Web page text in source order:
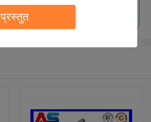
प्रस्तुत